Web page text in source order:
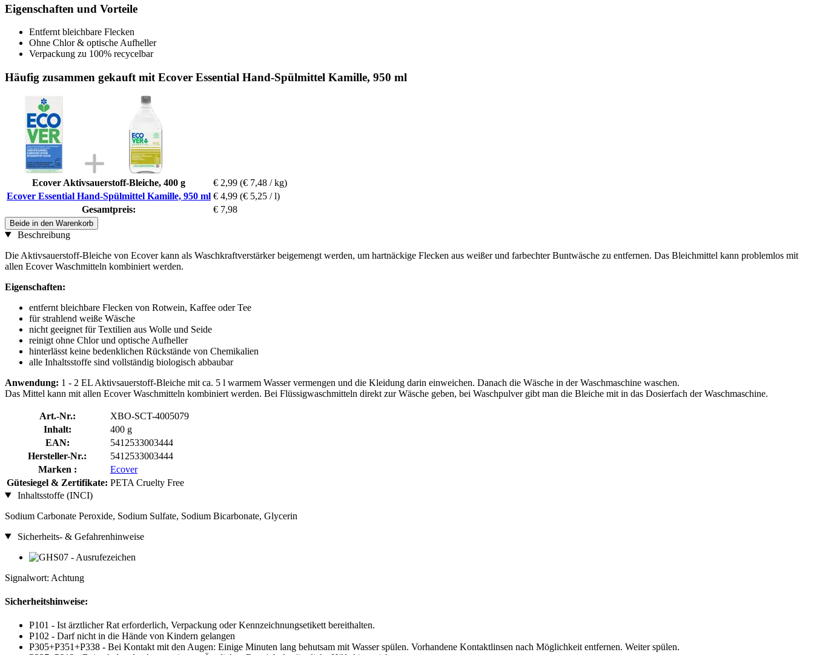
Eigenschaften und Vorteile
Entfernt bleichbare Flecken
Ohne Chlor & optische Aufheller
Verpackung zu 100% recycelbar
Häufig zusammen gekauft mit Ecover Essential Hand-Spülmittel Kamille, 950 ml
Ecover Aktivsauerstoff-Bleiche, 400 g € 2,99 (€ 7,48 / kg)
Ecover Essential Hand-Spülmittel Kamille, 950 ml € 4,99 (€ 5,25 / l)
Gesamtpreis:
€ 7,98
Beide in den Warenkorb
Beschreibung
Die Aktivsauerstoff-Bleiche von Ecover kann als Waschkraftverstärker beigemengt werden, um hartnäckige Flecken aus weißer und farbechter Buntwäsche zu entfernen. Das Bleichmittel kann problemlos mit
allen Ecover Waschmitteln kombiniert werden.
Eigenschaften:
entfernt bleichbare Flecken von Rotwein, Kaffee oder Tee
für strahlend weiße Wäsche
nicht geeignet für Textilien aus Wolle und Seide
reinigt ohne Chlor und optische Aufheller
hinterlässt keine bedenklichen Rückstände von Chemikalien
alle Inhaltsstoffe sind vollständig biologisch abbaubar
Anwendung: 1 - 2 EL Aktivsauerstoff-Bleiche mit ca. 5 l warmem Wasser vermengen und die Kleidung darin einweichen. Danach die Wäsche in der Waschmaschine waschen.
Das Mittel kann mit allen Ecover Waschmitteln kombiniert werden. Bei Flüssigwaschmitteln direkt zur Wäsche geben, bei Waschpulver gibt man die Bleiche mit in das Dosierfach der Waschmaschine.
Art.-Nr.:
XBO-SCT-4005079
Inhalt:
400 g
EAN:
5412533003444
Hersteller-Nr.:
5412533003444
Marken :
Ecover
Gütesiegel & Zertifikate: PETA Cruelty Free
Inhaltsstoffe (INCI)
Sodium Carbonate Peroxide, Sodium Sulfate, Sodium Bicarbonate, Glycerin
Sicherheits- & Gefahrenhinweise
Signalwort: Achtung
Sicherheitshinweise:
P101 - Ist ärztlicher Rat erforderlich, Verpackung oder Kennzeichnungsetikett bereithalten.
P102 - Darf nicht in die Hände von Kindern gelangen
P305+P351+P338 - Bei Kontakt mit den Augen: Einige Minuten lang behutsam mit Wasser spülen. Vorhandene Kontaktlinsen nach Möglichkeit entfernen. Weiter spülen.